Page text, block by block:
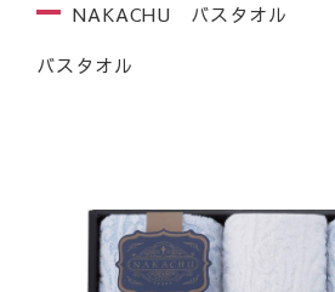
NAKACHU バスタオル
バスタオル